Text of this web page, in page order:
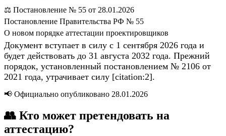
⚖️ Постановление № 55 от 28.01.2026
Постановление Правительства РФ № 55
О новом порядке аттестации проектировщиков
Документ вступает в силу с 1 сентября 2026 года и
будет действовать до 31 августа 2032 года. Прежний
порядок, установленный постановлением № 2106 от
2021 года, утрачивает силу [citation:2].
📢 Официально опубликовано 28.01.2026
👥 Кто может претендовать на
аттестацию?